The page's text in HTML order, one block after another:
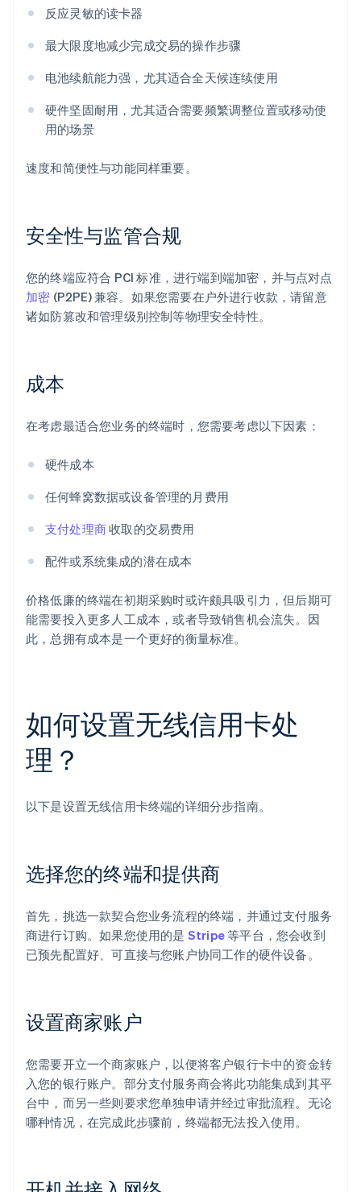
反应灵敏的读卡器
最大限度地减少完成交易的操作步骤
电池续航能力强，尤其适合全天候连续使用
硬件坚固耐用，尤其适合需要频繁调整位置或移动使
用的场景
速度和简便性与功能同样重要。
安全性与监管合规
您的终端应符合 PCI 标准，进行端到端加密，并与点对点
加密 (P2PE) 兼容。如果您需要在户外进行收款，请留意
诸如防篡改和管理级别控制等物理安全特性。
成本
在考虑最适合您业务的终端时，您需要考虑以下因素：
硬件成本
任何蜂窝数据或设备管理的月费用
支付处理商收取的交易费用
配件或系统集成的潜在成本
价格低廉的终端在初期采购时或许颇具吸引力，但后期可
能需要投入更多人工成本，或者导致销售机会流失。因
此，总拥有成本是一个更好的衡量标准。
如何设置无线信用卡处
理？
以下是设置无线信用卡终端的详细分步指南。
选择您的终端和提供商
首先，挑选一款契合您业务流程的终端，并通过支付服务
商进行订购。如果您使用的是 Stripe等平台，您会收到
已预先配置好、可直接与您账户协同工作的硬件设备。
设置商家账户
您需要开立一个商家账户，以便将客户银行卡中的资金转
入您的银行账户。部分支付服务商会将此功能集成到其平
台中，而另一些则要求您单独申请并经过审批流程。无论
哪种情况，在完成此步骤前，终端都无法投入使用。